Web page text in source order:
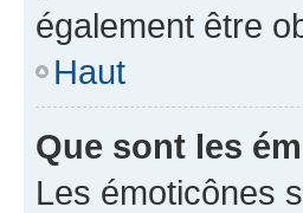
également être
Haut
Que sont les
Les émoticônes